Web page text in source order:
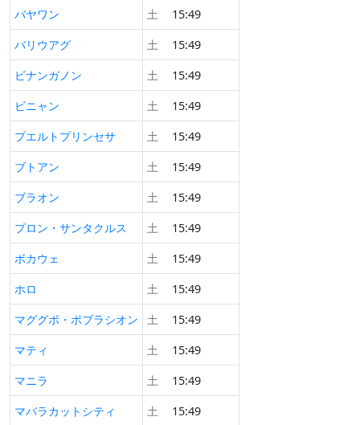
バヤワン
土
15:49
バリウアグ
土
15:49
ビナンガノン
土
15:49
ビニャン
土
15:49
プエルトプリンセサ
土
15:49
ブトアン
土
15:49
ブラオン
土
15:49
プロン・サンタクルス
土
15:49
ボカウェ
土
15:49
ホロ
土
15:49
マググポ・ポブラシオン
土
15:49
マティ
土
15:49
マニラ
土
15:49
マバラカットシティ
土 15:49